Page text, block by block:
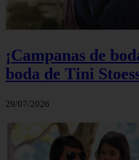
¡Campanas de
boda de Tini
29/07/2026